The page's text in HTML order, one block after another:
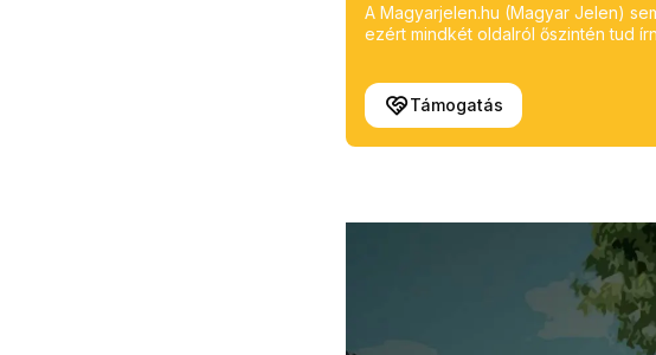
A Magyarjelen.hu (Magyar Jelen)
ezért mindkét oldalról őszintén tud
Támogatás